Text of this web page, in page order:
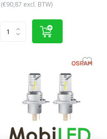
(€90,87 excl. BTW)